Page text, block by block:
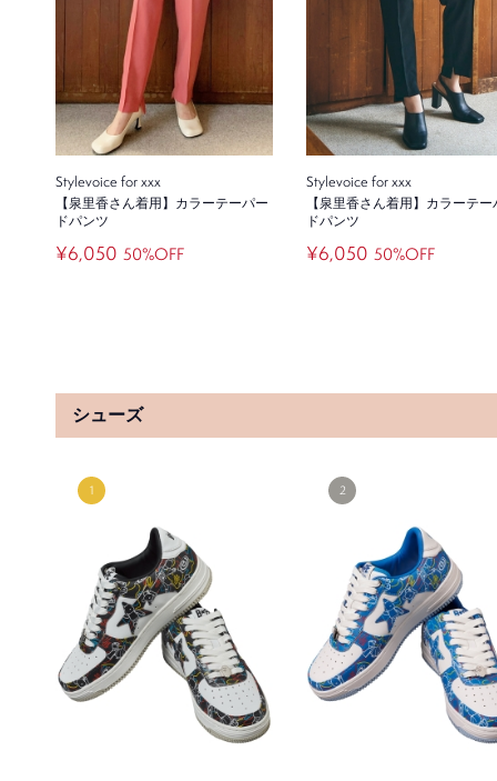
SNIDEL Stylevoice for xxx
ニットドッキングワッシャープリー
ツワンピース
¥14,960
ニットドッキングワッシャープ
ツワンピース
¥14,960
オーバーシャツドッキングニットワ
ンピース
オーバーシャツドッキングニッ
ンピース
Stylevoice for xxx
【泉里香さん着用】カラーテーパー
ドパンツ
¥6,050 50%OFF
Stylevoice for xxx
【泉里香さん着用】カラーテー
ドパンツ
¥6,050 50%OFF
Stylevoice for xxx
【miyuオリジナル】ストレートデニ
ム
¥6,600
Stylevoice for xxx
【miyuオリジナル】ストレー
ム
¥6,600
シューズ